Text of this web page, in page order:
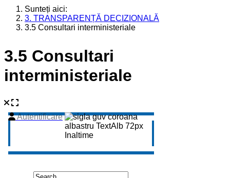
Sunteți aici:
3. TRANSPARENȚĂ DECIZIONALĂ
3.5 Consultari interministeriale
3.5 Consultari
interministeriale